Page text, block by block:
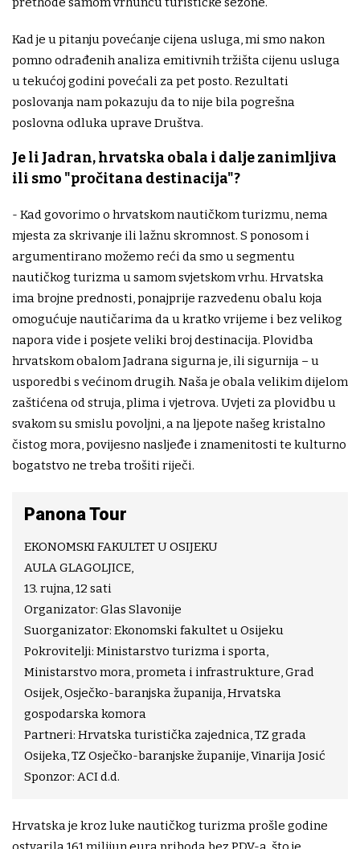
Kad je u pitanju povećanje cijena usluga, mi smo nakon
pomno odrađenih analiza emitivnih tržišta cijenu usluga
u tekućoj godini povećali za pet posto. Rezultati
poslovanja nam pokazuju da to nije bila pogrešna
poslovna odluka uprave Društva.
Je li Jadran, hrvatska obala i dalje zanimljiva
ili smo "pročitana destinacija"?
- Kad govorimo o hrvatskom nautičkom turizmu, nema
mjesta za skrivanje ili lažnu skromnost. S ponosom i
argumentirano možemo reći da smo u segmentu
nautičkog turizma u samom svjetskom vrhu. Hrvatska
ima brojne prednosti, ponajprije razvedenu obalu koja
omogućuje nautičarima da u kratko vrijeme i bez velikog
napora vide i posjete veliki broj destinacija. Plovidba
hrvatskom obalom Jadrana sigurna je, ili sigurnija – u
usporedbi s većinom drugih. Naša je obala velikim dijelom
zaštićena od struja, plima i vjetrova. Uvjeti za plovidbu u
svakom su smislu povoljni, a na ljepote našeg kristalno
čistog mora, povijesno nasljeđe i znamenitosti te kulturno
bogatstvo ne treba trošiti riječi.
Panona Tour
EKONOMSKI FAKULTET U OSIJEKU
AULA GLAGOLJICE,
13. rujna, 12 sati
Organizator: Glas Slavonije
Suorganizator: Ekonomski fakultet u Osijeku
Pokrovitelji: Ministarstvo turizma i sporta,
Ministarstvo mora, prometa i infrastrukture, Grad
Osijek, Osječko-baranjska županija, Hrvatska
gospodarska komora
Partneri: Hrvatska turistička zajednica, TZ grada
Osijeka, TZ Osječko-baranjske županije, Vinarija Josić
Sponzor: ACI d.d.
Hrvatska je kroz luke nautičkog turizma prošle godine